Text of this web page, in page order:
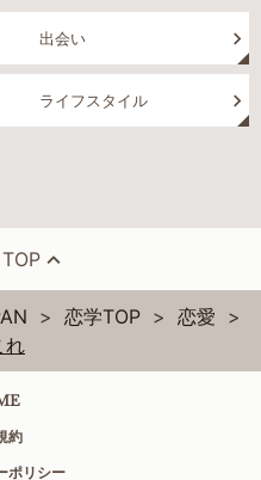
出会い
ライフスタイル
恋学TOP
恋愛
れ
約
ポリシー